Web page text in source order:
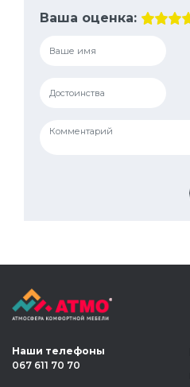
Ваша оценка:
Наши телефоны
067 611 70 70